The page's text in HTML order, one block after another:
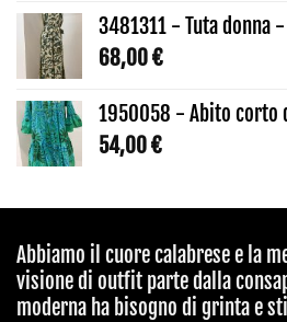
3481311 - Tuta donna
68,00€
1950058 - Abito corto
54,00€
Abbiamo il cuore calabrese e la
visione di outfit parte dalla
moderna ha bisogno di grinta e